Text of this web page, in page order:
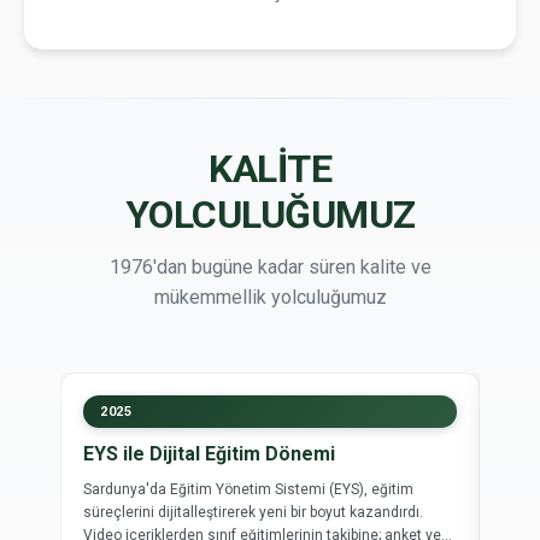
KALİTE
YOLCULUĞUMUZ
1976'dan bugüne kadar süren kalite ve
mükemmellik yolculuğumuz
2025
EYS ile Dijital Eğitim Dönemi
Sardunya'da Eğitim Yönetim Sistemi (EYS), eğitim
süreçlerini dijitalleştirerek yeni bir boyut kazandırdı.
Video içeriklerden sınıf eğitimlerinin takibine; anket ve